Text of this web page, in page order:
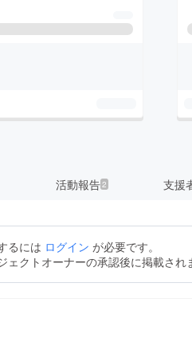
活動報告2 支援
るには ログイン が必要です。
ェクトオーナーの承認後に掲載され